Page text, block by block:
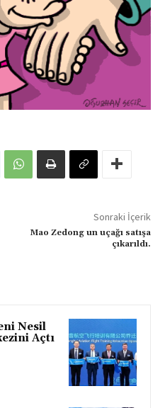
Sonraki İçerik
Mao Zedong un uçağı satışa
çıkarıldı.
Nesil
Açtı